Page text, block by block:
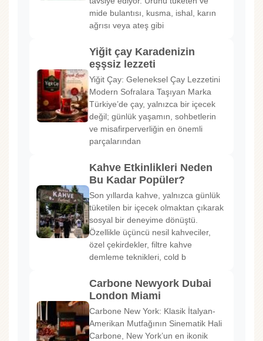
mide bulantısı, kusma, ishal, karın
ağrısı veya ateş gibi
Yiğit çay Karadenizin
eşşsiz lezzeti
Yiğit Çay: Geleneksel Çay Lezzetini
Modern Sofralara Taşıyan Marka
Türkiye’de çay, yalnızca bir içecek
değil; günlük yaşamın, sohbetlerin
ve misafirperverliğin en önemli
parçalarından
Kahve Etkinlikleri Neden
Bu Kadar Popüler?
Son yıllarda kahve, yalnızca günlük
tüketilen bir içecek olmaktan çıkarak
sosyal bir deneyime dönüştü.
Özellikle üçüncü nesil kahveciler,
özel çekirdekler, filtre kahve
demleme teknikleri, cold b
Carbone Newyork Dubai
London Miami
Carbone New York: Klasik İtalyan-
Amerikan Mutfağının Sinematik Hali
Carbone, New York’un en ikonik